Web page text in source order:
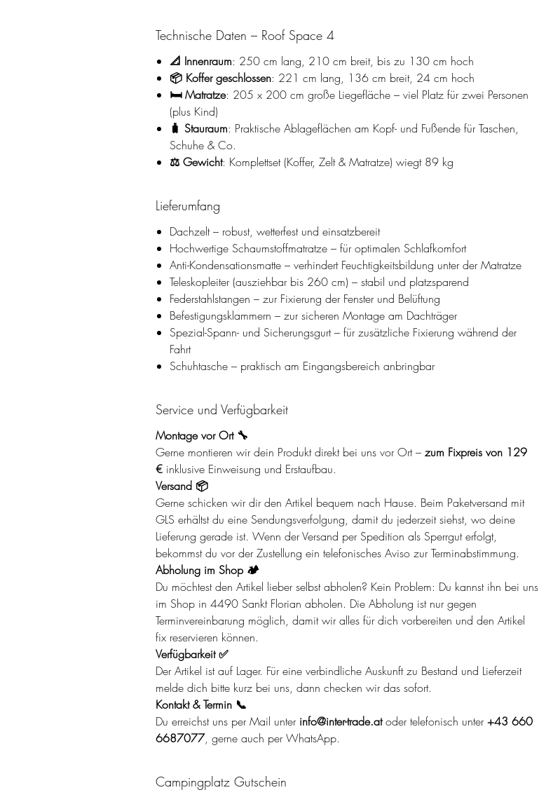
Technische Daten – Roof Space 4
📐 Innenraum: 250 cm lang, 210 cm breit, bis zu 130 cm hoch
📦 Koffer geschlossen: 221 cm lang, 136 cm breit, 24 cm hoch
🛏️ Matratze: 205 x 200 cm große Liegefläche – viel Platz für zwei Personen
(plus Kind)
🧳 Stauraum: Praktische Ablageflächen am Kopf- und Fußende für Taschen,
Schuhe & Co.
⚖️ Gewicht: Komplettset (Koffer, Zelt & Matratze) wiegt 89 kg
Lieferumfang
Dachzelt – robust, wetterfest und einsatzbereit
Hochwertige Schaumstoffmatratze – für optimalen Schlafkomfort
Anti-Kondensationsmatte – verhindert Feuchtigkeitsbildung unter der Matratze
Teleskopleiter (ausziehbar bis 260 cm) – stabil und platzsparend
Federstahlstangen – zur Fixierung der Fenster und Belüftung
Befestigungsklammern – zur sicheren Montage am Dachträger
Spezial-Spann- und Sicherungsgurt – für zusätzliche Fixierung während der
Fahrt
Schuhtasche – praktisch am Eingangsbereich anbringbar
Service und Verfügbarkeit
Montage vor Ort 🔧
Gerne montieren wir dein Produkt direkt bei uns vor Ort – zum Fixpreis von 129
€ inklusive Einweisung und Erstaufbau.
Versand 📦
Gerne schicken wir dir den Artikel bequem nach Hause. Beim Paketversand mit
GLS erhältst du eine Sendungsverfolgung, damit du jederzeit siehst, wo deine
Lieferung gerade ist. Wenn der Versand per Spedition als Sperrgut erfolgt,
bekommst du vor der Zustellung ein telefonisches Aviso zur Terminabstimmung.
Abholung im Shop 🏕️
Du möchtest den Artikel lieber selbst abholen? Kein Problem: Du kannst ihn bei uns
im Shop in 4490 Sankt Florian abholen. Die Abholung ist nur gegen
Terminvereinbarung möglich, damit wir alles für dich vorbereiten und den Artikel
fix reservieren können.
Verfügbarkeit ✅
Der Artikel ist auf Lager. Für eine verbindliche Auskunft zu Bestand und Lieferzeit
melde dich bitte kurz bei uns, dann checken wir das sofort.
Kontakt & Termin 📞
Du erreichst uns per Mail unter info@inter-trade.atoder telefonisch unter+43 660
6687077, gerne auch per WhatsApp.
Campingplatz Gutschein